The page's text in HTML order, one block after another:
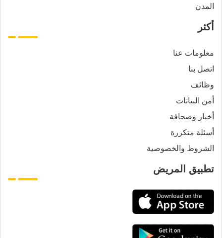
المدن
أكثر
معلومات عنا
اتصل بنا
وظائف
أمن البيانات
أخبار وصحافة
أسئلة متكررة
الشروط والخصوصية
تطبيق المريض